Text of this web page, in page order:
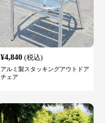
¥4,840 (税込)
アルミ製スタッキングアウトドア
チェア